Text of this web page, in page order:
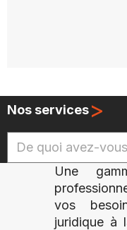
Nos services>
Une
vos
juridique à